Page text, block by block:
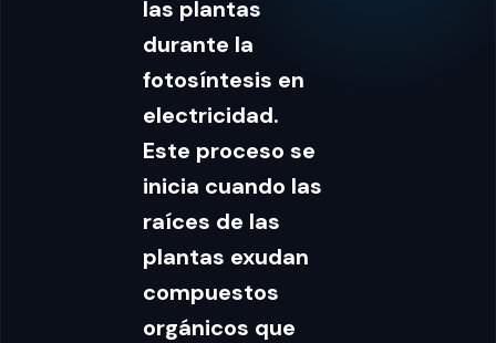
las plantas
durante la
fotosíntesis en
electricidad.
Este proceso se
inicia cuando las
raíces de las
plantas exudan
compuestos
orgánicos que